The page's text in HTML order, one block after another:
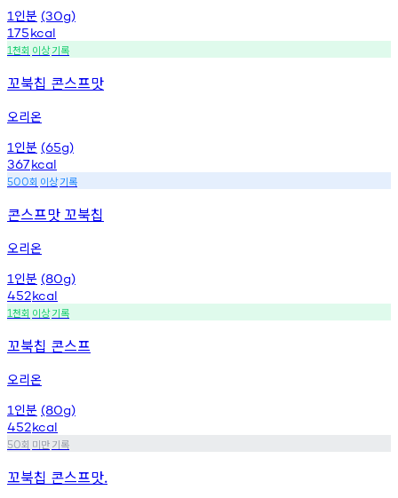
1 인분 (30g)
175kcal
1천회 이상기록
꼬북칩 콘스프맛
오리온
1 인분 (65g)
367kcal
500회 이상기록
콘스프맛 꼬북칩
오리온
1 인분 (80g)
452kcal
1천회 이상기록
꼬북칩 콘스프
오리온
1 인분 (80g)
452kcal
50회 미만기록
꼬북칩 콘스프맛.